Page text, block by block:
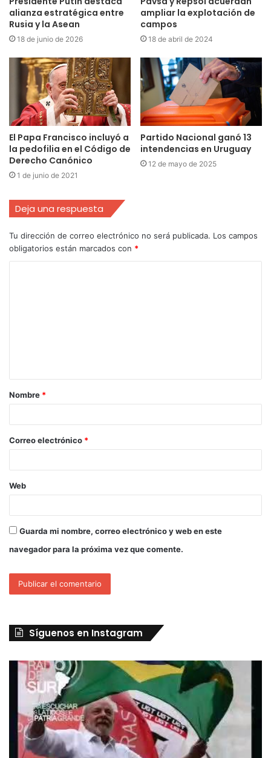
alianza estratégica entre
Rusia y la Asean
18 de junio de 2026
ampliar la explotación de
campos
18 de abril de 2024
El Papa Francisco incluyó a
la pedofilia en el Código de
Derecho Canónico
1 de junio de 2021
Partido Nacional ganó 13
intendencias en Uruguay
12 de mayo de 2025
Deja una respuesta
Tu dirección de correo electrónico no será publicada. Los campos
obligatorios están marcados con *
Nombre *
Correo electrónico *
Web
Guarda mi nombre, correo electrónico y web en este
navegador para la próxima vez que comente.
Síguenos en Instagram